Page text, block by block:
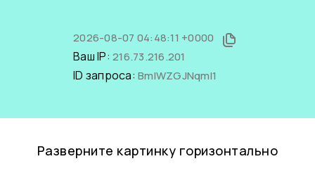
2026-08-07 04:48:11 +0000
Ваш IP: 216.73.216.201
ID запроса: BmIWZGJNqmI1
Разверните картинку горизонтально